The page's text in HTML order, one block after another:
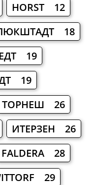
HORST 12
18
19
19
ТОРНЕШ 26
ИТЕРЗЕН 26
FALDERA 28
29